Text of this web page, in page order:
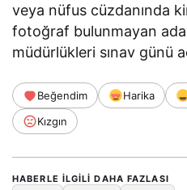
veya nüfus cüzdanında
fotoğraf bulunmayan
müdürlükleri sınav günü
Beğendim Harika
Kızgın
HABERLE ILGILI DAHA FAZLASI